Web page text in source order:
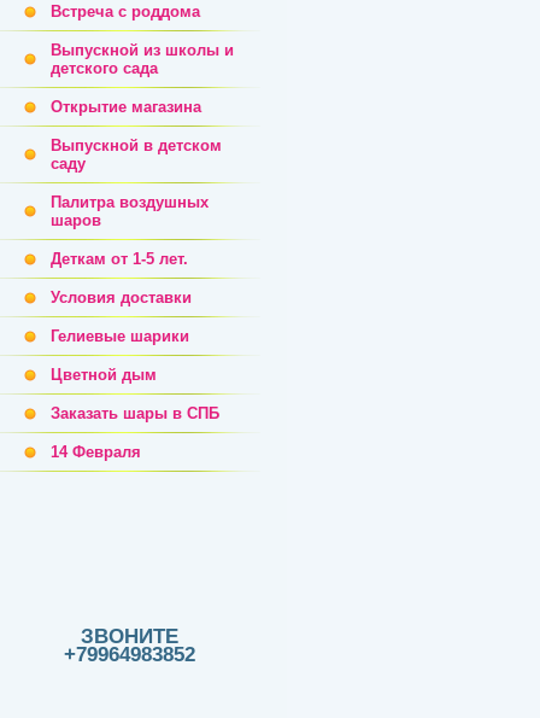
Встреча с роддома
Выпускной из школы и
детского сада
Открытие магазина
Выпускной в детском
саду
Палитра воздушных
шаров
Деткам от 1-5 лет.
Условия доставки
Гелиевые шарики
Цветной дым
Заказать шары в СПБ
14 Февраля
ЗВОНИТЕ
+79964983852